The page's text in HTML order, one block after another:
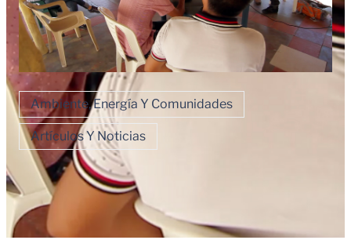
Ambiente, Energía Y Comunidades
Artículos Y Noticias